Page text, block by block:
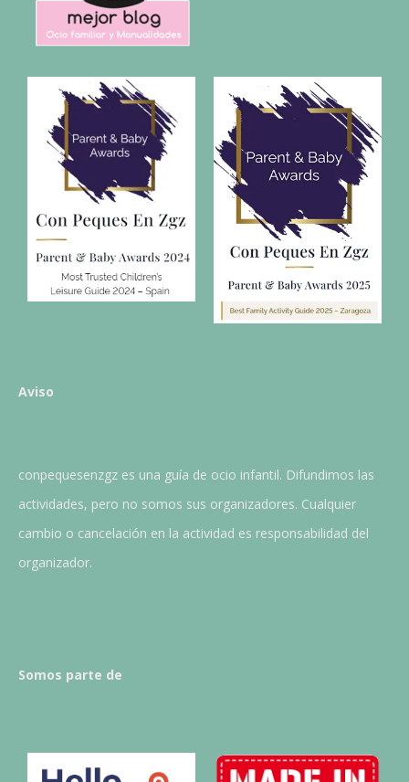
Aviso
conpequesenzgz es una guía de ocio infantil. Difundimos las
actividades, pero no somos sus organizadores. Cualquier
cambio o cancelación en la actividad es responsabilidad del
organizador.
Somos parte de